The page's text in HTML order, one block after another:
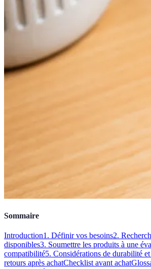
Sommaire
Introduction1. Définir vos besoins2.
disponibles3. Soumettre les produits à une
compatibilité5. Considérations de durabilité
retours après achatChecklist avant achat